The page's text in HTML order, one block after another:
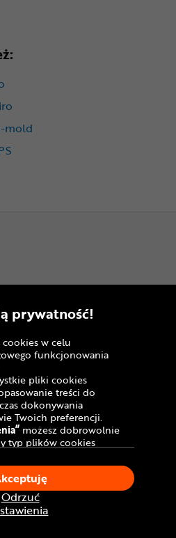
mold
prywatność!
w celu
funkcjonowania
pliki cookies
treści do
dokonywania
Twoich preferencji.
możesz dobrowolnie
typ plików cookies
, wyrażasz zgodę na
zgodnie z ustawieniami
możesz dokonać
klikając opcję
Odrzuć